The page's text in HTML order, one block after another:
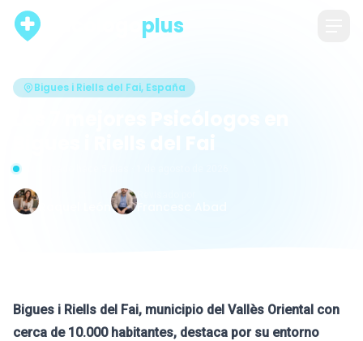
plus
Bigues i Riells del Fai, España
Actualizado hace 5 días · 1 de agosto de 2026
Bigues i Riells del Fai, municipio del Vallès Oriental con
cerca de 10.000 habitantes, destaca por su entorno